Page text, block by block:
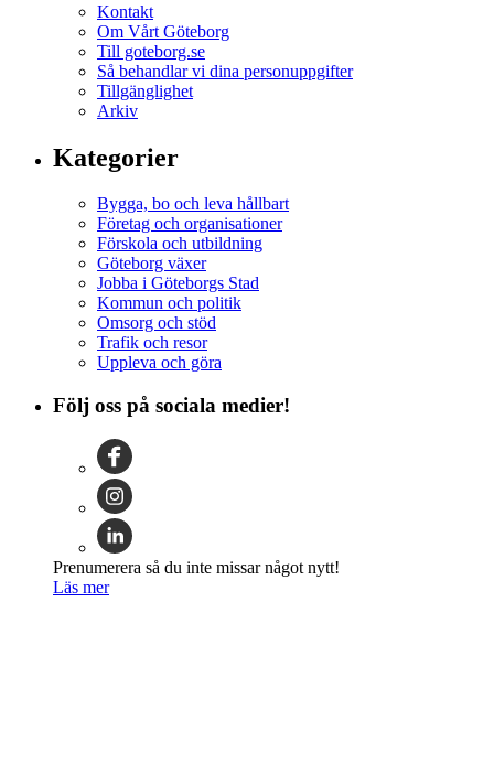
Kontakt
Om Vårt Göteborg
Till goteborg.se
Så behandlar vi dina personuppgifter
Tillgänglighet
Arkiv
Kategorier
Bygga, bo och leva hållbart
Företag och organisationer
Förskola och utbildning
Göteborg växer
Jobba i Göteborgs Stad
Kommun och politik
Omsorg och stöd
Trafik och resor
Uppleva och göra
Följ oss på sociala medier!
Prenumerera så du inte missar något nytt!
Läs mer